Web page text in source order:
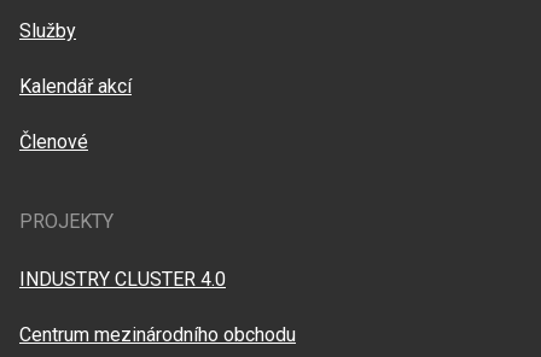
Služby
Kalendář akcí
Členové
PROJEKTY
INDUSTRY CLUSTER 4.0
Centrum mezinárodního obchodu